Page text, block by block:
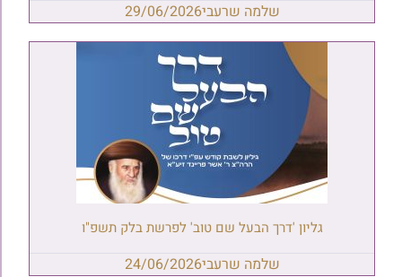
שלמה שרעבי29/06/2026
גליון 'דרך הבעל שם טוב' לפרשת בלק תשפ"ו
שלמה שרעבי24/06/2026